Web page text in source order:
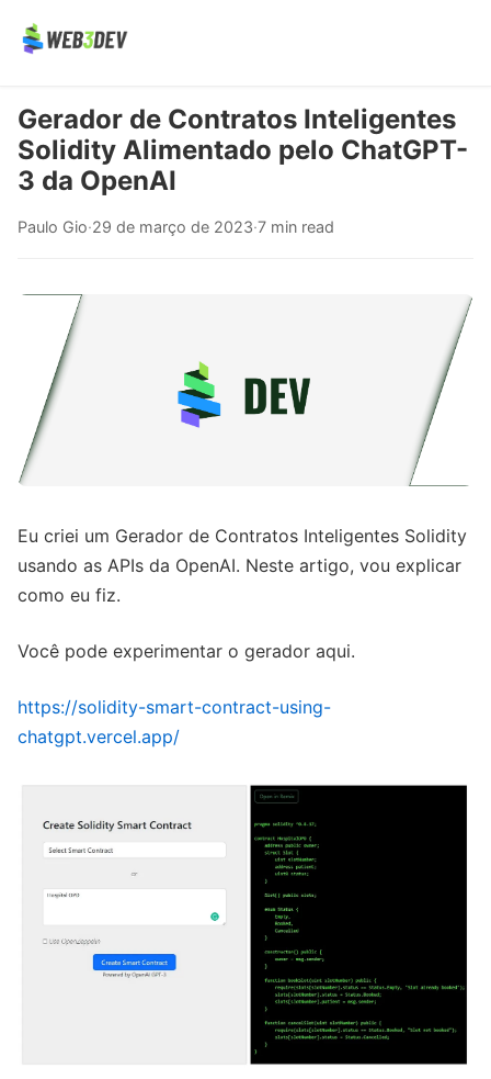
Gerador de Contratos Inteligentes
Solidity Alimentado pelo ChatGPT-
3 da OpenAI
Paulo Gio·29 de março de 2023·7 min read
Eu criei um Gerador de Contratos Inteligentes Solidity
usando as APIs da OpenAI. Neste artigo, vou explicar
como eu fiz.
Você pode experimentar o gerador aqui.
https://solidity-smart-contract-using-
chatgpt.vercel.app/